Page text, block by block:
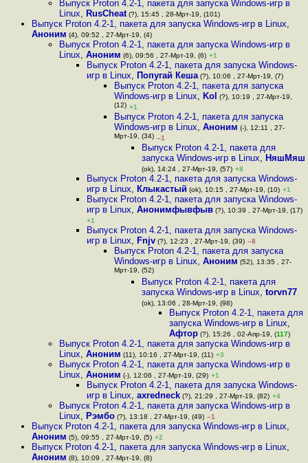
Выпуск Proton 4.2-1, пакета для запуска Windows-игр в
Linux, RusCheat (?), 15:45 , 28-Мрт-19, (101)
Выпуск Proton 4.2-1, пакета для запуска Windows-игр в Linux,
Аноним (4), 09:52 , 27-Мрт-19, (4)
Выпуск Proton 4.2-1, пакета для запуска Windows-игр в
Linux, Аноним (6), 09:56 , 27-Мрт-19, (6) +1
Выпуск Proton 4.2-1, пакета для запуска Windows-
игр в Linux, Попугай Кеша (?), 10:06 , 27-Мрт-19, (7)
Выпуск Proton 4.2-1, пакета для запуска
Windows-игр в Linux, Kol (?), 10:19 , 27-Мрт-19,
(12) +1
Выпуск Proton 4.2-1, пакета для запуска
Windows-игр в Linux, Аноним (-), 12:11 , 27-
Мрт-19, (34) –1
Выпуск Proton 4.2-1, пакета для
запуска Windows-игр в Linux, НяшМяш
(ok), 14:24 , 27-Мрт-19, (57) +8
Выпуск Proton 4.2-1, пакета для запуска Windows-
игр в Linux, Клыкастый (ok), 10:15 , 27-Мрт-19, (10) +1
Выпуск Proton 4.2-1, пакета для запуска Windows-
игр в Linux, Анонимфывфыв (?), 10:39 , 27-Мрт-19, (17)
+1
Выпуск Proton 4.2-1, пакета для запуска Windows-
игр в Linux, Fnjv (?), 12:23 , 27-Мрт-19, (39) –8
Выпуск Proton 4.2-1, пакета для запуска
Windows-игр в Linux, Аноним (52), 13:35 , 27-
Мрт-19, (52)
Выпуск Proton 4.2-1, пакета для
запуска Windows-игр в Linux, torvn77
(ok), 13:06 , 28-Мрт-19, (98)
Выпуск Proton 4.2-1, пакета для
запуска Windows-игр в Linux,
Афтор (?), 15:26 , 02-Апр-19, (117)
Выпуск Proton 4.2-1, пакета для запуска Windows-игр в
Linux, Аноним (11), 10:16 , 27-Мрт-19, (11) +3
Выпуск Proton 4.2-1, пакета для запуска Windows-игр в
Linux, Аноним (-), 12:06 , 27-Мрт-19, (29) +1
Выпуск Proton 4.2-1, пакета для запуска Windows-
игр в Linux, axredneck (?), 21:29 , 27-Мрт-19, (82) +4
Выпуск Proton 4.2-1, пакета для запуска Windows-игр в
Linux, Рэмбо (?), 13:18 , 27-Мрт-19, (49) –1
Выпуск Proton 4.2-1, пакета для запуска Windows-игр в Linux,
Аноним (5), 09:55 , 27-Мрт-19, (5) +2
Выпуск Proton 4.2-1, пакета для запуска Windows-игр в Linux,
Аноним (8), 10:09 , 27-Мрт-19, (8)